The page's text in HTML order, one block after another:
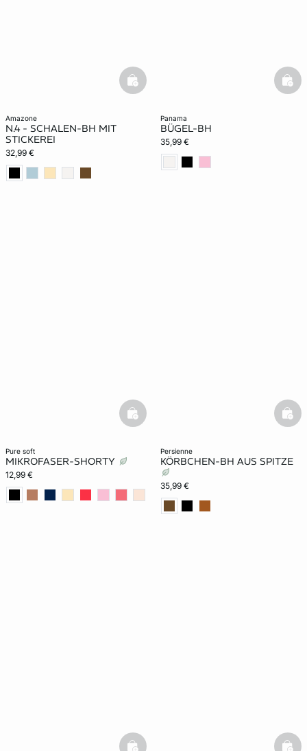
amazone
N.4 - SCHALEN-BH MIT
STICKEREI
32,99 €
basketfull
panama
BÜGEL-BH
35,99 €
pure soft
MIKROFASER-SHORTY
12,99 €
basketfull
persienne
KÖRBCHEN-BH AUS SPITZE
35,99 €